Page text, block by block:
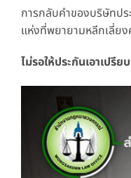
การกลับคำของบริษัทป
แห่งที่พยายามหลีกเลี่ย
ไม่รอให้ประกันเอาเปรี